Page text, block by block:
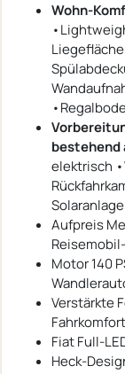
Wohn-
bestehend
elektrisch
Solaranlage
Aufpreis
Motor 140
Verstärkte
Fahrkomfort
Fiat Full-
Heck-